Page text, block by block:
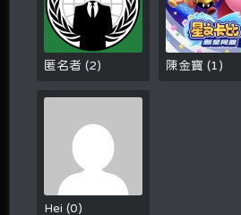
匿名者(2) 陳金寶(1 )
Hei(0)